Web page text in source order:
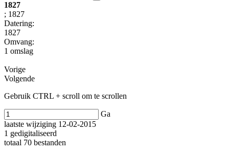
1827
; 1827
Datering:
1827
Omvang:
1 omslag
Vorige
Volgende
Gebruik CTRL + scroll om te scrollen
Ga
laatste wijziging 12-02-2015
1 gedigitaliseerd
totaal 70 bestanden